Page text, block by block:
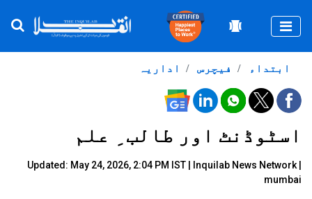
اداریہ فیچرس ابتداء
اسٹوڈنٹ اور طالب ِ علم
Updated: May 24, 2026, 2:04 PM IST |
Inquilab News Network |
mumbai